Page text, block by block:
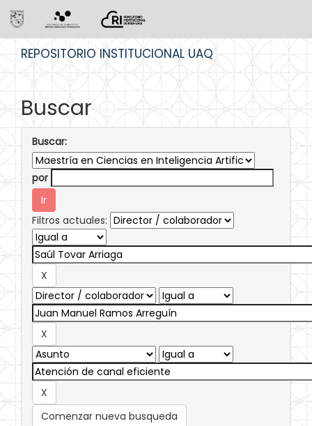
REPOSITORIO INSTITUCIONAL UAQ
Buscar
Buscar:
por
Filtros actuales:
Comenzar nueva busqueda